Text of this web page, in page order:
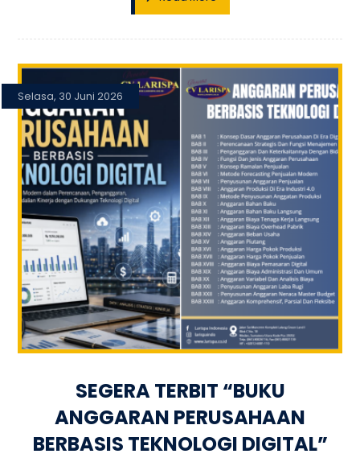
SEGERA TERBIT “BUKU
ANGGARAN PERUSAHAAN
BERBASIS TEKNOLOGI DIGITAL”
Selasa, 30 Juni 2026